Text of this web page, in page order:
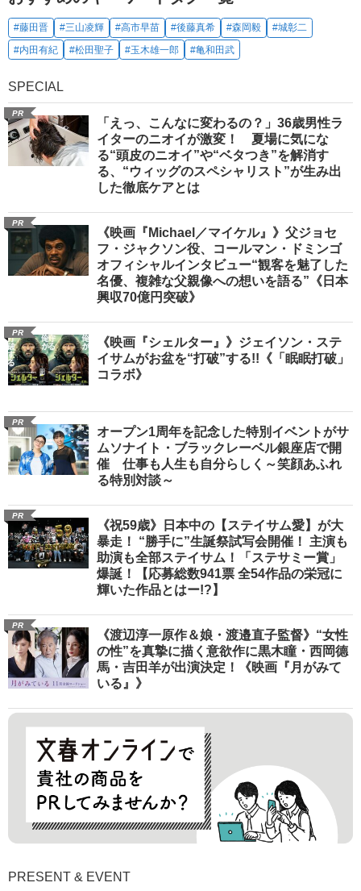
#藤田晋 #三山凌輝 #高市早苗 #後藤真希 #森岡毅
#城彰二
#内田有紀
#松田聖子 #玉木雄一郎 #亀和田武
SPECIAL
PR
「えっ、こんなに変わるの？」36歳男性ラ
イターのニオイが激変！ 夏場に気にな
る“頭皮のニオイ”や“ベタつき”を解消す
る、“ウィッグのスペシャリスト”が生み出
した徹底ケアとは
PR
《映画『Michael／マイケル』》父ジョセ
フ・ジャクソン役、コールマン・ドミンゴ
オフィシャルインタビュー“観客を魅了した
名優、複雑な父親像への想いを語る”《日本
興収70億円突破》
PR
《映画『シェルター』》ジェイソン・ステ
イサムがお盆を“打破”する!!《「眠眠打破」
コラボ》
PR
オープン1周年を記念した特別イベントがサ
ムソナイト・ブラックレーベル銀座店で開
催 仕事も人生も自分らしく～笑顔あふれ
る特別対談～
PR
《祝59歳》日本中の【ステイサム愛】が大
暴走！ “勝手に”生誕祭試写会開催！ 主演も
助演も全部ステイサム！「ステサミー賞」
爆誕！【応募総数941票 全54作品の栄冠に
輝いた作品とはー!?】
PR
《渡辺淳一原作＆娘・渡邉直子監督》“女性
の性”を真摯に描く意欲作に黒木瞳・西岡德
馬・吉田羊が出演決定！《映画『月がみて
いる』》
PRESENT & EVENT